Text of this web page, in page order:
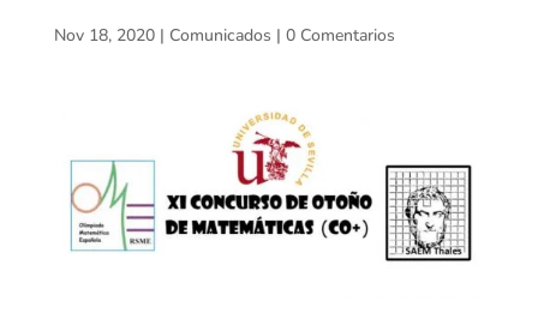
Nov 18, 2020| Comunicados | 0 Comentarios